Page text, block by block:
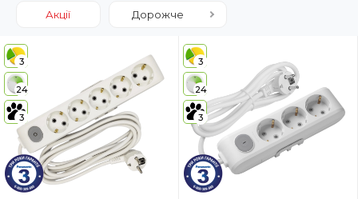
Акції Дорожче
3
24
3
3
24
3